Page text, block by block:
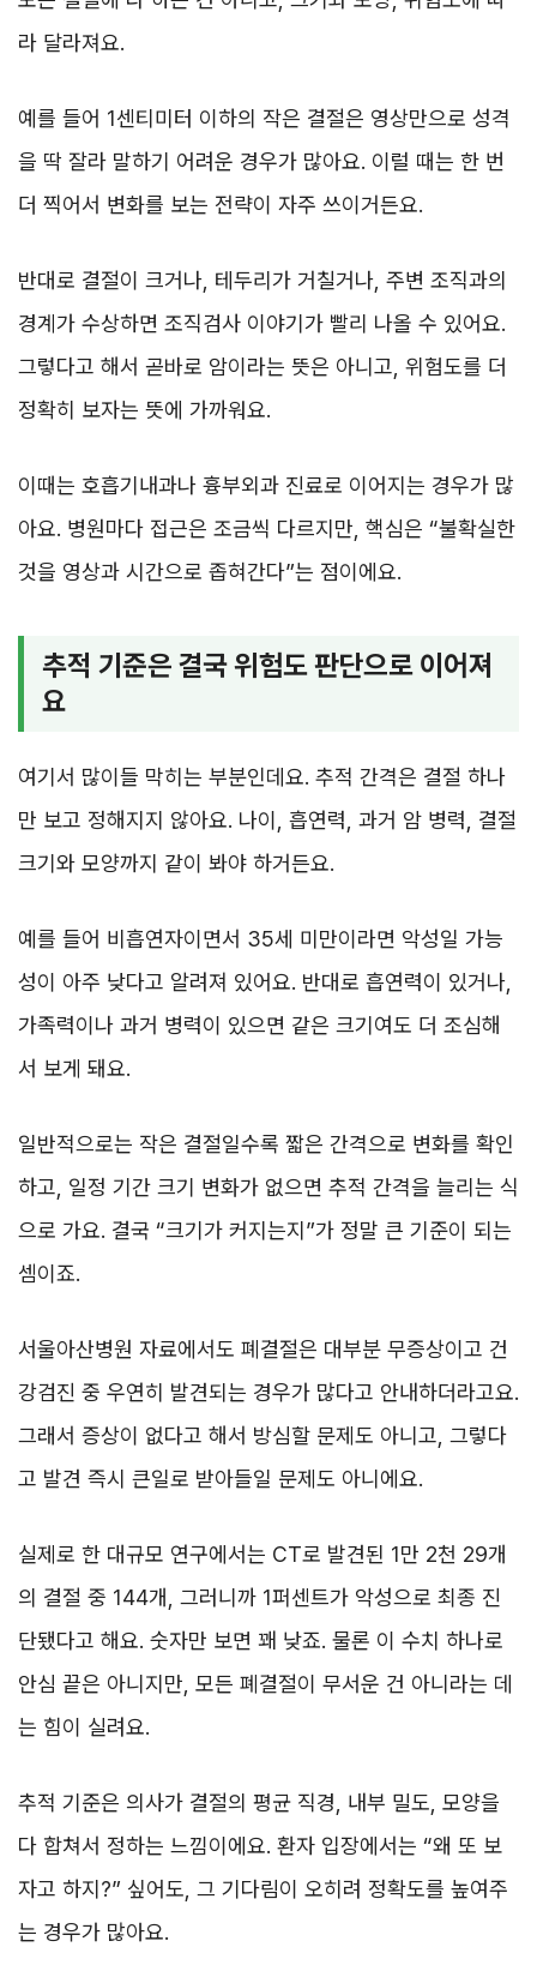
라 달라져요.
예를 들어 1센티미터 이하의 작은 결절은 영상만으로 성격
을 딱 잘라 말하기 어려운 경우가 많아요. 이럴 때는 한 번
더 찍어서 변화를 보는 전략이 자주 쓰이거든요.
반대로 결절이 크거나, 테두리가 거칠거나, 주변 조직과의
경계가 수상하면 조직검사 이야기가 빨리 나올 수 있어요.
그렇다고 해서 곧바로 암이라는 뜻은 아니고, 위험도를 더
정확히 보자는 뜻에 가까워요.
이때는 호흡기내과나 흉부외과 진료로 이어지는 경우가 많
아요. 병원마다 접근은 조금씩 다르지만, 핵심은 “불확실한
것을 영상과 시간으로 좁혀간다”는 점이에요.
추적 기준은 결국 위험도 판단으로 이어져
요
여기서 많이들 막히는 부분인데요. 추적 간격은 결절 하나
만 보고 정해지지 않아요. 나이, 흡연력, 과거 암 병력, 결절
크기와 모양까지 같이 봐야 하거든요.
예를 들어 비흡연자이면서 35세 미만이라면 악성일 가능
성이 아주 낮다고 알려져 있어요. 반대로 흡연력이 있거나,
가족력이나 과거 병력이 있으면 같은 크기여도 더 조심해
서 보게 돼요.
일반적으로는 작은 결절일수록 짧은 간격으로 변화를 확인
하고, 일정 기간 크기 변화가 없으면 추적 간격을 늘리는 식
으로 가요. 결국 “크기가 커지는지”가 정말 큰 기준이 되는
셈이죠.
서울아산병원 자료에서도 폐결절은 대부분 무증상이고 건
강검진 중 우연히 발견되는 경우가 많다고 안내하더라고요.
그래서 증상이 없다고 해서 방심할 문제도 아니고, 그렇다
고 발견 즉시 큰일로 받아들일 문제도 아니에요.
실제로 한 대규모 연구에서는 CT로 발견된 1만 2천 29개
의 결절 중 144개, 그러니까 1퍼센트가 악성으로 최종 진
단됐다고 해요. 숫자만 보면 꽤 낮죠. 물론 이 수치 하나로
안심 끝은 아니지만, 모든 폐결절이 무서운 건 아니라는 데
는 힘이 실려요.
추적 기준은 의사가 결절의 평균 직경, 내부 밀도, 모양을
다 합쳐서 정하는 느낌이에요. 환자 입장에서는 “왜 또 보
자고 하지?” 싶어도, 그 기다림이 오히려 정확도를 높여주
는 경우가 많아요.